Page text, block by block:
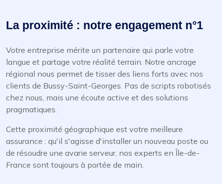
La proximité : notre engagement n°1
Votre entreprise mérite un partenaire qui parle votre
langue et partage votre réalité terrain. Notre ancrage
régional nous permet de tisser des liens forts avec nos
clients de Bussy-Saint-Georges. Pas de scripts robotisés
chez nous, mais une écoute active et des solutions
pragmatiques.
Cette proximité géographique est votre meilleure
assurance : qu'il s'agisse d'installer un nouveau poste ou
de résoudre une avarie serveur, nos experts en Île-de-
France sont toujours à portée de main.